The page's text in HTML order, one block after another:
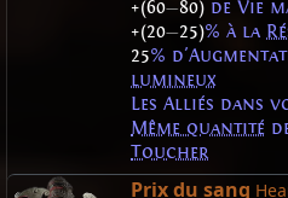
+(60—80) de Vie
+(20—25)% à la
25%
lumineux
Les Alliés dans
Même quantité
Toucher
Prix du sang